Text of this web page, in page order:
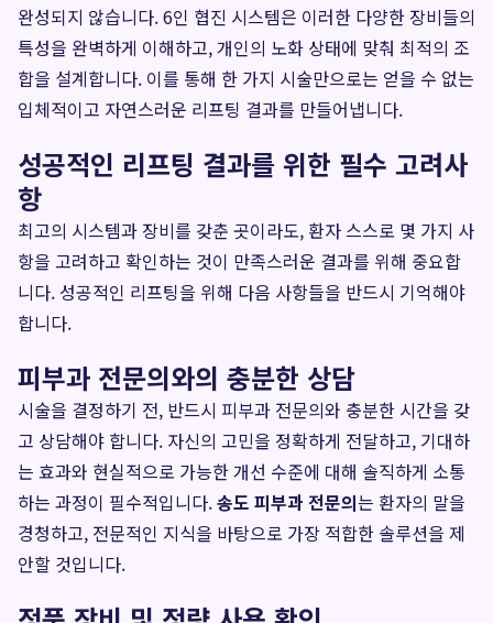
완성되지 않습니다. 6인 협진 시스템은 이러한 다양한 장비들의
특성을 완벽하게 이해하고, 개인의 노화 상태에 맞춰 최적의 조
합을 설계합니다. 이를 통해 한 가지 시술만으로는 얻을 수 없는
입체적이고 자연스러운 리프팅 결과를 만들어냅니다.
성공적인 리프팅 결과를 위한 필수 고려사
항
최고의 시스템과 장비를 갖춘 곳이라도, 환자 스스로 몇 가지 사
항을 고려하고 확인하는 것이 만족스러운 결과를 위해 중요합
니다. 성공적인 리프팅을 위해 다음 사항들을 반드시 기억해야
합니다.
피부과 전문의와의 충분한 상담
시술을 결정하기 전, 반드시 피부과 전문의와 충분한 시간을 갖
고 상담해야 합니다. 자신의 고민을 정확하게 전달하고, 기대하
는 효과와 현실적으로 가능한 개선 수준에 대해 솔직하게 소통
하는 과정이 필수적입니다.송도 피부과 전문의는 환자의 말을
경청하고, 전문적인 지식을 바탕으로 가장 적합한 솔루션을 제
안할 것입니다.